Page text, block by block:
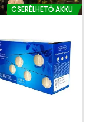
CSERÉLHETŐ AKKU